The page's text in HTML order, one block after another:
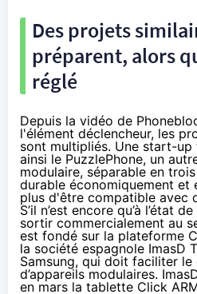
Des projets
préparent, alors
réglé
Depuis la vidéo de
l'élément déclencheur, les
sont multipliés. Une start-up
ainsi le PuzzlePhone, un
modulaire, séparable en
durable économiquement et
plus d'être compatible avec
S’il n’est encore qu’à l’état
sortir commercialement au
est fondé sur la plateforme
la société espagnole ImasD
Samsung, qui doit faciliter le
d’appareils modulaires.
en mars la tablette Click